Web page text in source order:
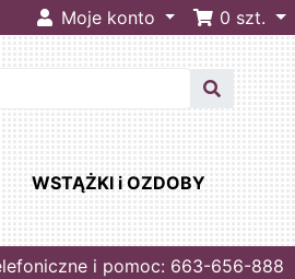
Moje konto 0 szt.
WSTĄŻKI i OZDOBY
i pomoc: 663-656-888